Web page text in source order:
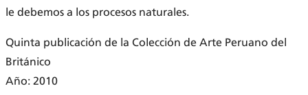
le debemos a los procesos naturales.
Quinta publicación de la Colección de Arte Peruano del
Británico
Año: 2010